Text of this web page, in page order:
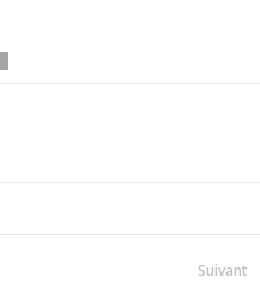
Suivant